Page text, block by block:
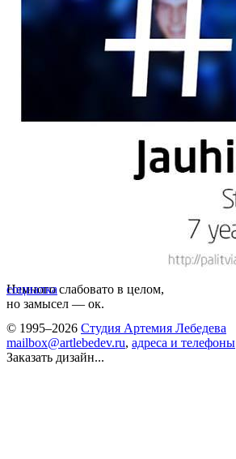
Немного слабовато в целом,
но замысел — ок.
социалка
© 1995–2026 Студия Артемия Лебедева
mailbox@artlebedev.ru, адреса и телефоны
Заказать дизайн...